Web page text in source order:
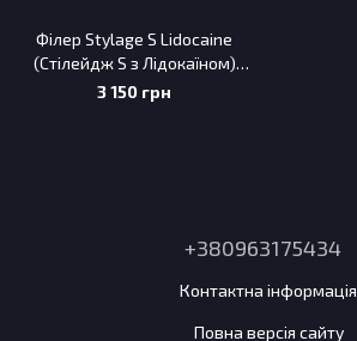
Філер Stylage S Lidocaine
(Стілейдж S з Лідокаїном)
1x0.8мл
3 150 грн
+380963175434
Контактна інформація
Повна версія сайту